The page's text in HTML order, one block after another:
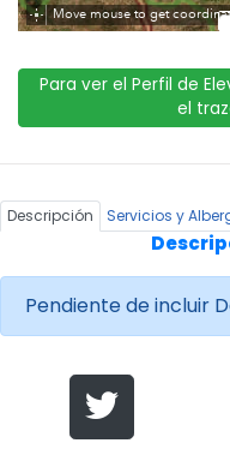
Para ver el Perfil de
el
Descripción Servicios y
Pendiente de incluir